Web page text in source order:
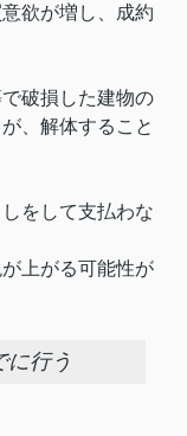
欲が増し、成約
破損した建物の
、解体すること
をして支払わな
上がる可能性が
に行う